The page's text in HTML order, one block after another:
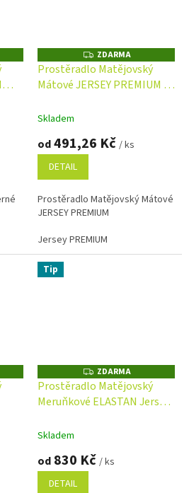
Z
D
A
R
ZDARMA
Prostěradlo Matějovský
Mátové JERSEY PREMIUM s
Skladem
od491,26 Kč / ks
DETAIL
Prostěradlo Matějovský Mátové
JERSEY PREMIUM
Jersey PREMIUM
Tip
Z
D
A
R
ZDARMA
Prostěradlo Matějovský
Meruňkové ELASTAN Jersey
Skladem
od 830 Kč / ks
DETAIL